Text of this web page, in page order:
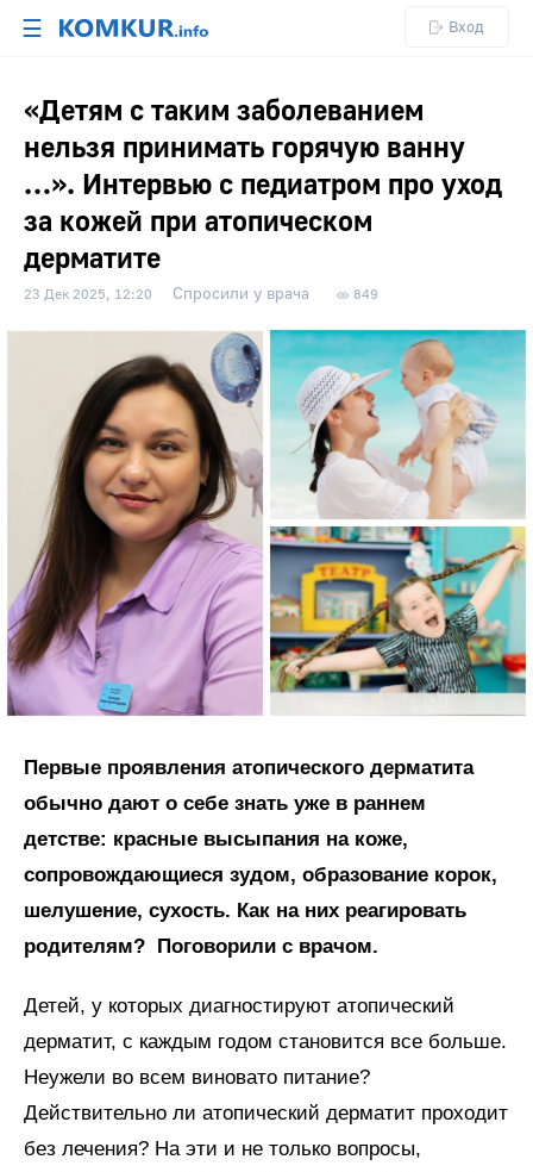
☰ Вход
«Детям с таким заболеванием
нельзя принимать горячую ванну
…». Интервью с педиатром про уход
за кожей при атопическом
дерматите
23 Дек 2025, 12:20 Спросили у врача 849
Первые проявления атопического дерматита
обычно дают о себе знать уже в раннем
детстве: красные высыпания на коже,
сопровождающиеся зудом, образование корок,
шелушение, сухость. Как на них реагировать
родителям? Поговорили с врачом.
Детей, у которых диагностируют атопический
дерматит, с каждым годом становится все больше.
Неужели во всем виновато питание?
Действительно ли атопический дерматит проходит
без лечения? На эти и не только вопросы,